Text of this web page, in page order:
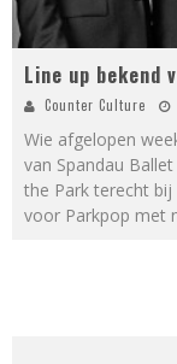
Line up bekend
Counter Culture
Wie afgelopen
van Spandau
the Park terecht bij
voor Parkpop met